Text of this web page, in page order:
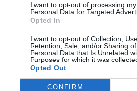
I want to opt-out of processing my
Personal Data for Targeted
Opted In
I want to opt-out of Collection, Use,
Retention, Sale, and/or Sharing
Personal Data that Is Unrelated
Purposes for which it was
Opted Out
CONFIRM